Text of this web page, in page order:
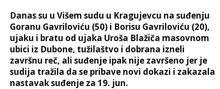
Danas su u Višem sudu u Kragujevcu na suđenju
Goranu Gavriloviću (50) i Borisu Gavriloviću (20),
ujaku i bratu od ujaka Uroša Blažiča masovnom
ubici iz Dubone, tužilaštvo i dobrana izneli
završnu reč, ali suđenje ipak nije završeno jer je
sudija tražila da se pribave novi dokazi i zakazala
nastavak suđenje za 19. jun.